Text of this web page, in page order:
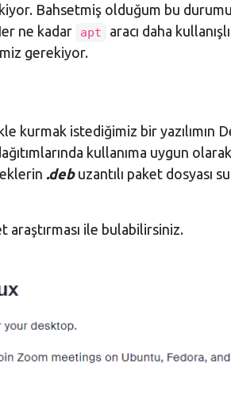
Bahsetmiş olduğum bu
ne kadar
apt aracı daha
gerekiyor.
kurmak istediğimiz bir
kullanıma uygun
.debuzantılı paket dosyası
araştırması ile bulabilirsiniz.